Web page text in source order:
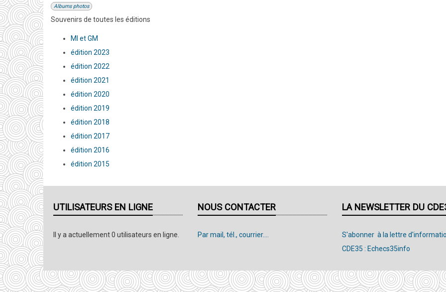
Albums photos
Souvenirs de toutes les éditions
MI et GM
édition 2023
édition 2022
édition 2021
édition 2020
édition 2019
édition 2018
édition 2017
édition 2016
édition 2015
UTILISATEURS EN LIGNE
Il y a actuellement 0 utilisateurs en ligne.
NOUS CONTACTER
Par mail, tél., courrier....
LA NEWSLETTER DU
S'abonner à la lettre
CDE35 : Echecs35info